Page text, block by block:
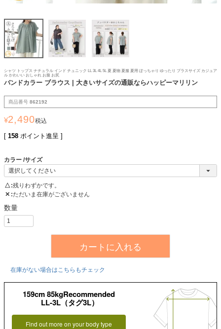
シャツ トップス ナチュラル インド チュニック LL 3L 4L 5L 夏 夏物 夏服 夏用 ぽっちゃり ゆったり プラスサイズ カジュア
ル かわいい おしゃれ お腹 お尻
バンドカラー ブラウス | 大きいサイズの通販ならハッピーマリリン
商品番号 862192
¥2,490税込
[ 158 ポイント進呈 ]
カラー サイズ
△ 残りわずかです。
✕ ただいま在庫がございません
カートに入れる
在庫がない場合はこちらもチェック
159cm 85kgRecommended
LL-3L（タグ3L）
Find out more on your body type